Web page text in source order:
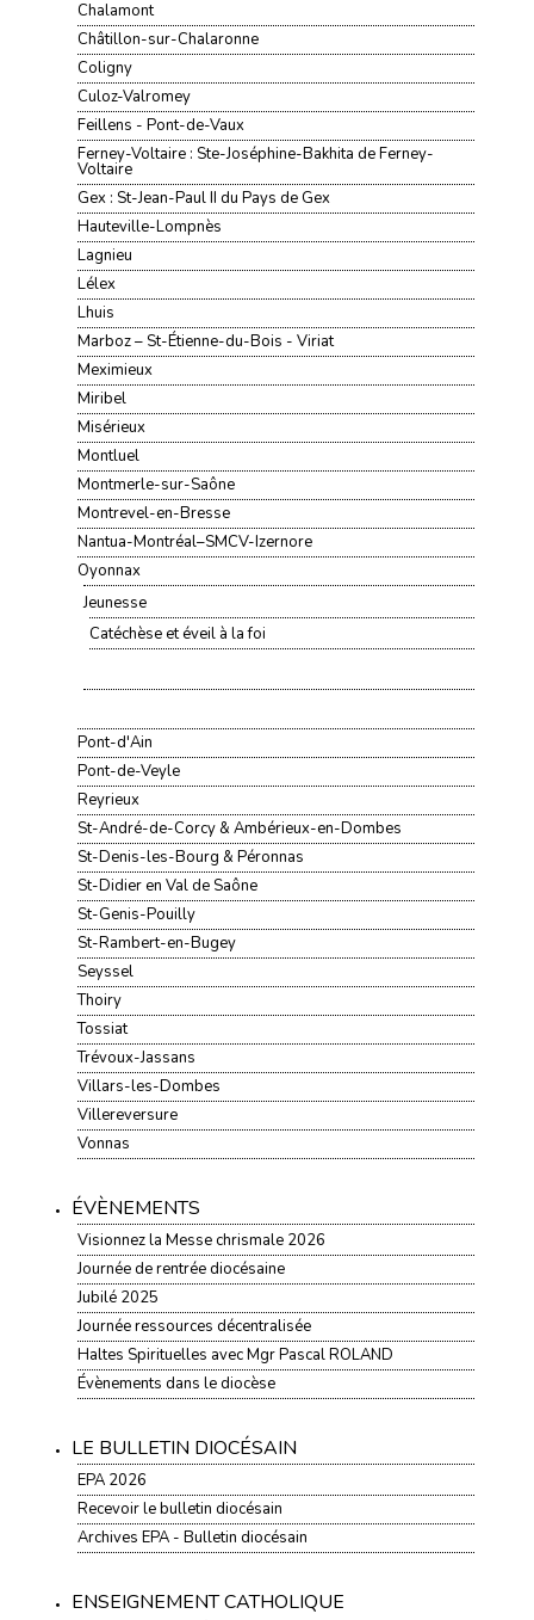
Chalamont
Châtillon-sur-Chalaronne
Coligny
Culoz-Valromey
Feillens - Pont-de-Vaux
Ferney-Voltaire : Ste-Joséphine-Bakhita de Ferney-
Voltaire
Gex : St-Jean-Paul II du Pays de Gex
Hauteville-Lompnès
Lagnieu
Lélex
Lhuis
Marboz – St-Étienne-du-Bois - Viriat
Meximieux
Miribel
Misérieux
Montluel
Montmerle-sur-Saône
Montrevel-en-Bresse
Nantua-Montréal–SMCV-Izernore
Oyonnax
Jeunesse
Catéchèse et éveil à la foi
Pont-d'Ain
Pont-de-Veyle
Reyrieux
St-André-de-Corcy & Ambérieux-en-Dombes
St-Denis-les-Bourg & Péronnas
St-Didier en Val de Saône
St-Genis-Pouilly
St-Rambert-en-Bugey
Seyssel
Thoiry
Tossiat
Trévoux-Jassans
Villars-les-Dombes
Villereversure
Vonnas
ÉVÈNEMENTS
Visionnez la Messe chrismale 2026
Journée de rentrée diocésaine
Jubilé 2025
Journée ressources décentralisée
Haltes Spirituelles avec Mgr Pascal ROLAND
Évènements dans le diocèse
LE BULLETIN DIOCÉSAIN
EPA 2026
Recevoir le bulletin diocésain
Archives EPA - Bulletin diocésain
ENSEIGNEMENT CATHOLIQUE